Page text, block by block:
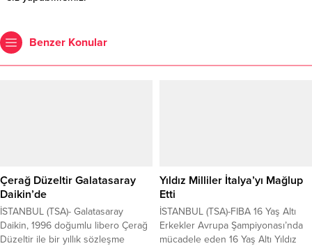
Benzer Konular
Çerağ Düzeltir Galatasaray
Daikin’de
İSTANBUL (TSA)- Galatasaray
Daikin, 1996 doğumlu libero Çerağ
Düzeltir ile bir yıllık sözleşme
Yıldız Milliler İtalya’yı Mağlup
Etti
İSTANBUL (TSA)-FIBA 16 Yaş Altı
Erkekler Avrupa Şampiyonası’nda
mücadele eden 16 Yaş Altı Yıldız